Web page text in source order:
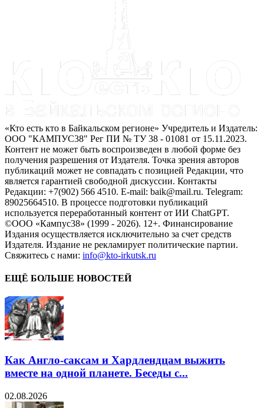
«Кто есть кто в Байкальском регионе» Учредитель и Издатель:
ООО "КАМПУС38" Рег ПИ № ТУ 38 - 01081 от 15.11.2023.
Контент не может быть воспроизведен в любой форме без
получения разрешения от Издателя. Точка зрения авторов
публикаций может не совпадать с позицией Редакции, что
является гарантией свободной дискуссии. Контакты
Редакции: +7(902) 566 4510. E-mail: baik@mail.ru. Telegram:
89025664510. В процессе подготовки публикаций
используется переработанный контент от ИИ ChatGPT.
©ООО «Кампус38» (1999 - 2026). 12+. Финансирование
Издания осуществляется исключительно за счет средств
Издателя. Издание не рекламирует политические партии.
Свяжитесь с нами: info@kto-irkutsk.ru
ЕЩЁ БОЛЬШЕ НОВОСТЕЙ
Как Англо-саксам и Хардлендцам выжить
вместе на одной планете. Беседы с...
02.08.2026